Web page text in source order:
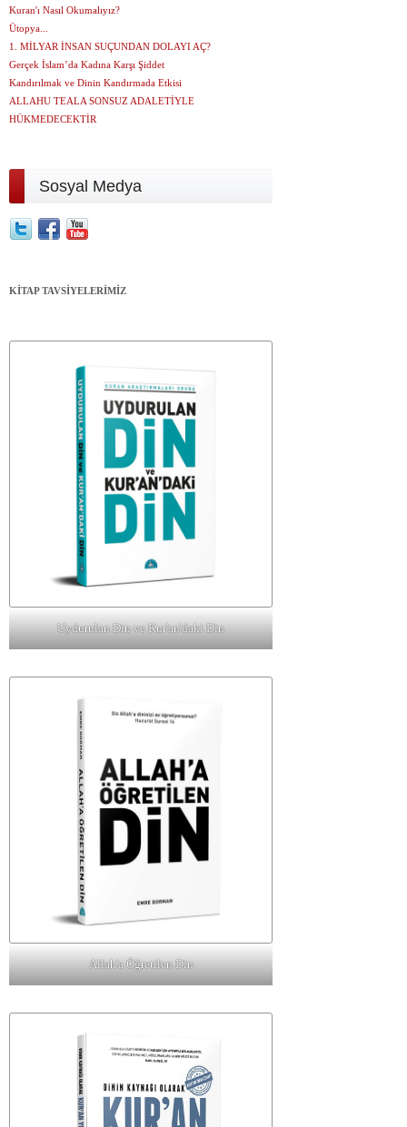
Kuran'ı Nasıl Okumalıyız?
Ütopya...
1. MİLYAR İNSAN SUÇUNDAN DOLAYI AÇ?
Gerçek İslam’da Kadına Karşı Şiddet
Kandırılmak ve Dinin Kandırmada Etkisi
ALLAHU TEALA SONSUZ ADALETİYLE
HÜKMEDECEKTİR
Sosyal Medya
KİTAP TAVSİYELERİMİZ
Uydurulan Din ve Kur'an'daki Din
Allah'a Öğretilen Din